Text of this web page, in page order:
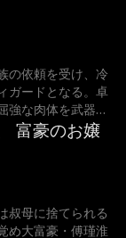
の依頼を受け、冷
ガードとなる。卓
強な肉体を武器
ら救い出すが、
な陰謀に巻き込ま
組み、敵の悪質
く。
富豪のお嬢
叔母に捨てられる
め大富豪・傅瑾淮